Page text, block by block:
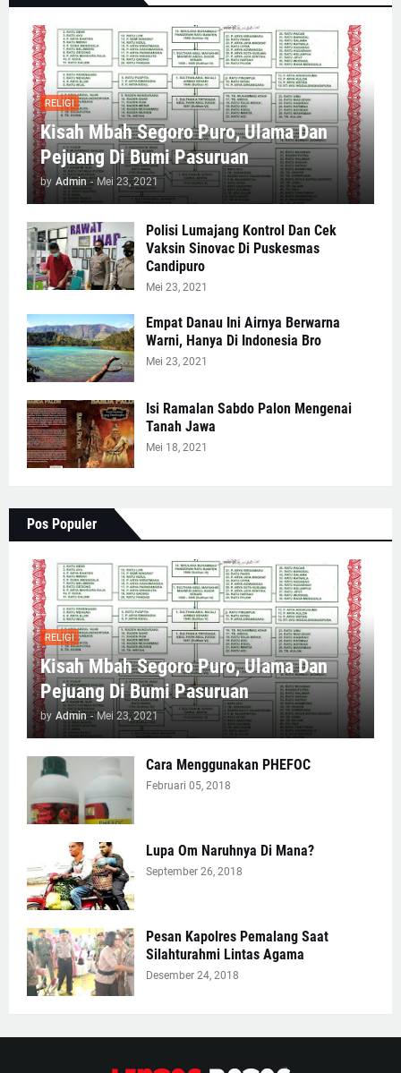
RELIGI
Kisah Mbah Segoro Puro, Ulama Dan
Pejuang Di Bumi Pasuruan
by Admin - Mei 23, 2021
Polisi Lumajang Kontrol Dan Cek
Vaksin Sinovac Di Puskesmas
Candipuro
Mei 23, 2021
Empat Danau Ini Airnya Berwarna
Warni, Hanya Di Indonesia Bro
Mei 23, 2021
Isi Ramalan Sabdo Palon Mengenai
Tanah Jawa
Mei 18, 2021
Pos Populer
RELIGI
Kisah Mbah Segoro Puro, Ulama Dan
Pejuang Di Bumi Pasuruan
by Admin - Mei 23, 2021
Cara Menggunakan PHEFOC
Februari 05, 2018
Lupa Om Naruhnya Di Mana?
September 26, 2018
Pesan Kapolres Pemalang Saat
Silahturahmi Lintas Agama
Desember 24, 2018